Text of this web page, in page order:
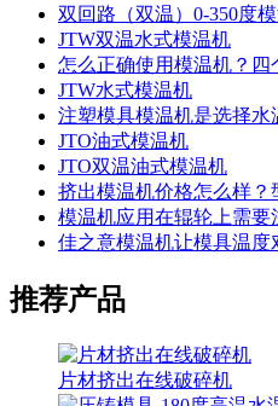
双回路（双温）0-350度
JTW双温水式模温机
怎么正确使用模温机？
JTW水式模温机
注塑模具模温机是选择
JTO油式模温机
JTO双温油式模温机
挤出模温机价格怎么样
模温机应用在辊轮上需要
佳之意模温机让模具温
推荐产品
片材挤出在线破碎机